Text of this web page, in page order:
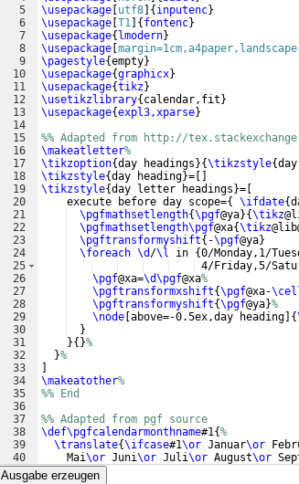
5
6
7
8
9
10
11
12
13
14
15
16
17
18
19
20
21
22
23
24
25
26
27
28
29
30
31
32
33
34
35
36
37
38
39
40
41
\usepackage utf8 { inputenc}
\usepackage T1 { fontenc}
\usepackage{ lmodern}
\usepackage margin=1cm,a4paper,landscape
\pagestyle{empty}
\usepackage{graphicx}
\usepackage{tikz}
\usetikzlibrary{ calendar,fit }
\usepackage{expl3,xparse}
%% Adapted from http://
\makeatletter%
\tikzoption{day headings }{\tikzstyle{
\tikzstyle{day heading}=
\tikzstyle{day letter headings }=
    execute before day scope=
{ \ifdate{
\pgfmathsetlength{\pgf@ya}{\tikz
\pgfmathsetlength\pgf@xa{\tikz
\pgftransformyshift{ -\pgf@ya}
\foreach \d /\l in {0/Monday,1/
4/Friday,5/
\pgf@xa=\d\pgf@xa%
\pgftransformxshift{\pgf@xa-
\pgftransformyshift{\pgf@ya}%
\node above=-0.5ex,day heading {
}
}{ }%
}%
\makeatother%
%% End
%% Adapted from pgf source
\def\pgfcalendarmonthname#1{%
\translate{\ifcase#1\or Januar\or
    Mai
\or Juni\or Juli\or August\or
    November
Ausgabe erzeugen